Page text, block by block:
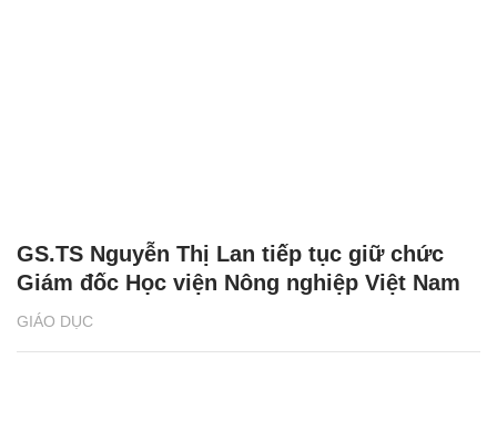
GIÁO DỤC
GS.TS Nguyễn Thị Lan tiếp tục giữ chức
Giám đốc Học viện Nông nghiệp Việt Nam